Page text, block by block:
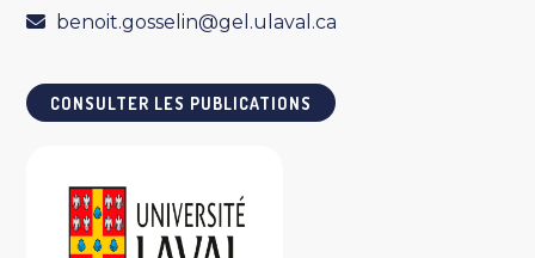
benoit.gosselin@gel.ulaval.ca
CONSULTER LES PUBLICATIONS